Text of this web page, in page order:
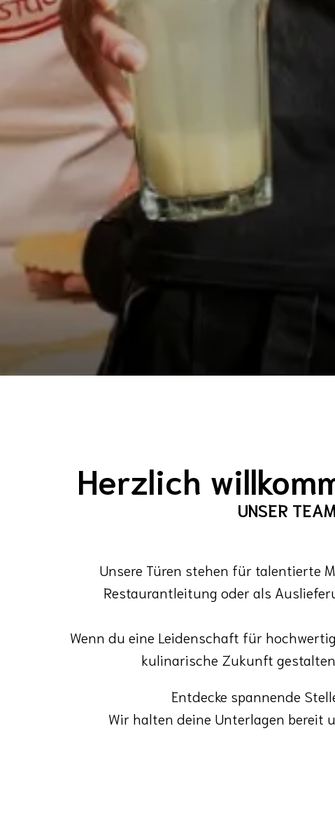
Herzlich
UNSER
Unsere Türen stehen für talentierte
Restaurantleitung oder als
Wenn du eine Leidenschaft für
kulinarische Zukunft
Entdecke spannende
Wir halten deine Unterlagen bereit